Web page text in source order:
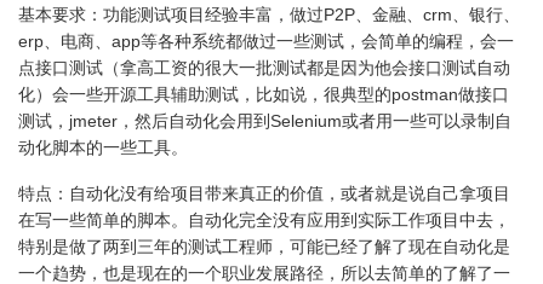
基本要求： 功能测试项目经验丰富，做过P2P、金融、crm、银行、
erp、电商、app等各种系统都做过一些测试，会简单的编程，会一
点接口测试 （拿高工资的很大一批测试都是因为他会接口测试自动
化） 会一些开源工具辅助测试，比如说，很典型的postman做接口
测试，jmeter，然后自动化会用到Selenium或者用一些可以录制自
动化脚本的一些工具。
特点： 自动化没有给项目带来真正的价值，或者就是说自己拿项目
在写一些简单的脚本。自动化完全没有应用到实际工作项目中去，
特别是做了两到三年的测试工程师，可能已经了解了现在自动化是
一个趋势，也是现在的一个职业发展路径，所以去简单的了解了一